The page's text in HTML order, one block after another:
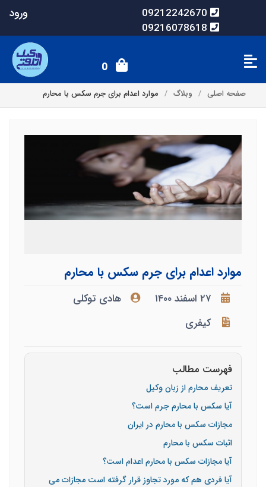
09212242670
09216078618
ورود
0
صفحه اصلی وبلاگ موارد اعدام برای جرم سکس با محارم
موارد اعدام برای جرم سکس با محارم
۲۷ اسفند ۱۴۰۰
هادی توکلی
کیفری
فهرست مطالب
تعریف محارم از زبان وکیل
آیا سکس با محارم جرم است؟
مجازات سکس با محارم در ایران
اثبات سکس با محارم
آیا مجازات سکس با محارم اعدام است؟
آیا فردی هم که مورد تجاوز قرار گرفته است مجازات می